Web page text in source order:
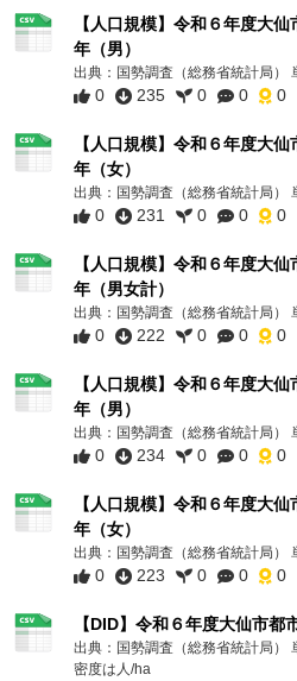
【人口規模】令和６年度大
年（男）
出典：国勢調査（総務省統計局）
0 235 0 0 0
【人口規模】令和６年度大
年（女）
出典：国勢調査（総務省統計局）
0 231 0 0 0
【人口規模】令和６年度大
年（男女計）
出典：国勢調査（総務省統計局）
0 222 0 0 0
【人口規模】令和６年度大
年（男）
出典：国勢調査（総務省統計局）
0 234 0 0 0
【人口規模】令和６年度大
年（女）
出典：国勢調査（総務省統計局）
0 223 0 0 0
【DID】令和６年度大仙市都
出典：国勢調査（総務省統計局）
密度は人/ha